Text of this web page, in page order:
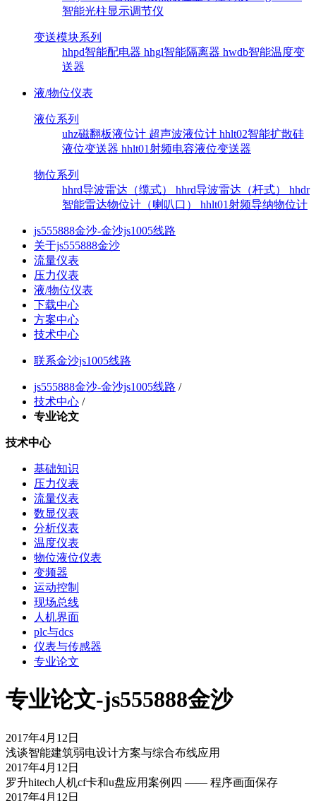
智能光柱显示调节仪
变送模块系列
hhpd智能配电器 hhgl智能隔离器 hwdb智能温度变
送器
液/物位仪表
液位系列
uhz磁翻板液位计 超声波液位计 hhlt02智能扩散硅
液位变送器 hhlt01射频电容液位变送器
物位系列
hhrd导波雷达（缆式） hhrd导波雷达（杆式） hhdr
智能雷达物位计（喇叭口） hhlt01射频导纳物位计
js555888金沙-金沙js1005线路
关于js555888金沙
流量仪表
压力仪表
液/物位仪表
下载中心
方案中心
技术中心
联系金沙js1005线路
js555888金沙-金沙js1005线路 /
技术中心 /
专业论文
技术中心
基础知识
压力仪表
流量仪表
数显仪表
分析仪表
温度仪表
物位液位仪表
变频器
运动控制
现场总线
人机界面
plc与dcs
仪表与传感器
专业论文
专业论文-js555888金沙
2017年4月12日
浅谈智能建筑弱电设计方案与综合布线应用
2017年4月12日
罗升hitech人机cf卡和u盘应用案例四 —— 程序画面保存
2017年4月12日